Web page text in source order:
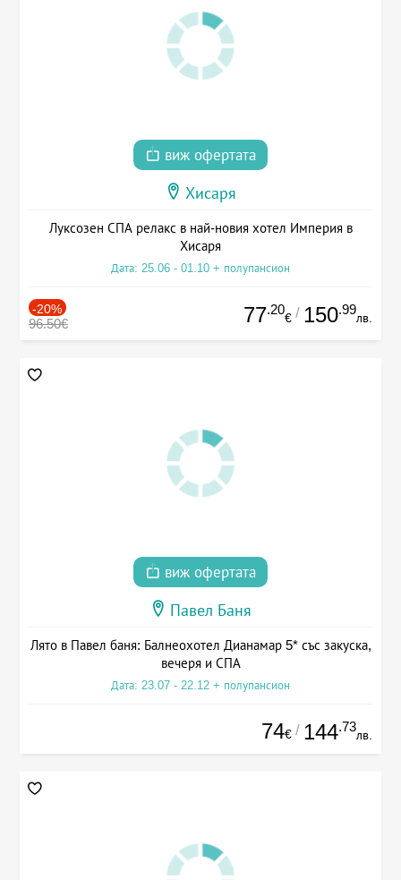
виж офертата
Хисаря
Луксозен СПА релакс в най-новия хотел Империя в
Хисаря
Дата: 25.06 - 01.10 + полупансион
-20%
96.50€ 77.20
€ / 150.99
лв.
виж офертата
Павел Баня
Лято в Павел баня: Балнеохотел Дианамар 5* със закуска,
вечеря и СПА
Дата: 23.07 - 22.12 + полупансион
74€ / 144.73
лв.